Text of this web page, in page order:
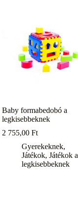
Baby formabedobó a
legkisebbeknek
2 755,00Ft
Gyerekeknek,
Játékok,Játékok a
legkisebbeknek